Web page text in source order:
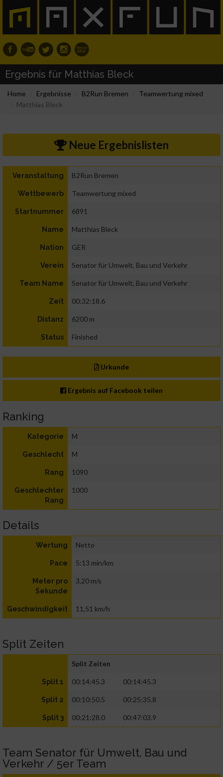
Ergebnis für Matthias Bleck
Home Ergebnisse B2Run Bremen
Teamwertung mixed
Matthias Bleck
Neue Ergebnislisten
Veranstaltung B2Run Bremen
Wettbewerb Teamwertung mixed
Startnummer 6891
Name Matthias Bleck
Nation GER
Verein Senator für Umwelt, Bau und Verkehr
Team Name Senator für Umwelt, Bau und Verkehr
Zeit 00:32:18.6
Distanz 6200 m
Status Finished
Urkunde
Ergebnis auf Facebook teilen
Ranking
Kategorie M
Geschlecht M
Rang 1090
Geschlechter
Rang
1000
Details
Wertung Netto
Pace 5:13 min/km
Meter pro
Sekunde
3,20 m/s
Geschwindigkeit 11,51 km/h
Split Zeiten
Split Zeiten
Split 1 00:14:45.3 00:14:45.3
Split 2 00:10:50.5 00:25:35.8
Split 3 00:21:28.0 00:47:03.9
Team Senator für Umwelt, Bau und
Verkehr / 5er Team